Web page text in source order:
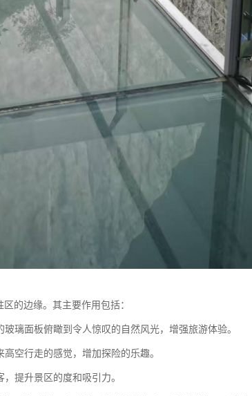
的边缘。其主要作用包括：
璃面板俯瞰到令人惊叹的自然风光，增强旅游体验。
空行走的感觉，增加探险的乐趣。
提升景区的度和吸引力。